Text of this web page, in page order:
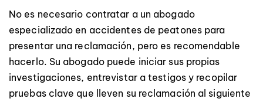
No es necesario contratar a un abogado
especializado en accidentes de peatones para
presentar una reclamación, pero es recomendable
hacerlo. Su abogado puede iniciar sus propias
investigaciones, entrevistar a testigos y recopilar
pruebas clave que lleven su reclamación al siguiente